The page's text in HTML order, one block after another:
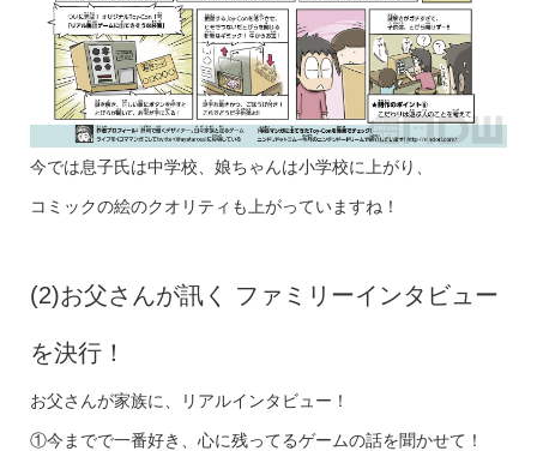
今では息子氏は中学校、娘ちゃんは小学校に上がり、
コミックの絵のクオリティも上がっていますね！
(2)お父さんが訊く ファミリーインタビュー
を決行！
お父さんが家族に、リアルインタビュー！
①今までで一番好き、心に残ってるゲームの話を聞かせて！